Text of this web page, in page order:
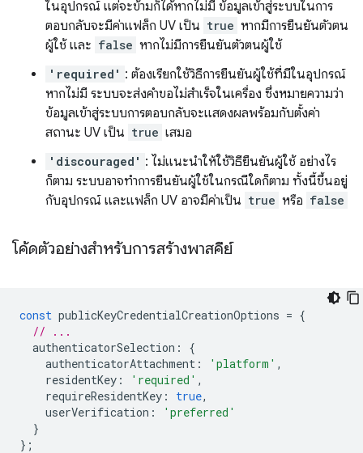
ในอุปกรณ์ แต่จะข้ามก็ได้หากไม่มี ข้อมูลเข้าสู่ระบบในการ
ตอบกลับจะมีค่าแฟล็ก UV เป็น true หากมีการยืนยันตัวตน
ผู้ใช้ และ false หากไม่มีการยืนยันตัวตนผู้ใช้
'required' : ต้องเรียกใช้วิธีการยืนยันผู้ใช้ที่มีในอุปกรณ์
หากไม่มี ระบบจะส่งคำขอไม่สำเร็จในเครื่อง ซึ่งหมายความว่า
ข้อมูลเข้าสู่ระบบการตอบกลับจะแสดงผลพร้อมกับตั้งค่า
สถานะ UV เป็น true เสมอ
'discouraged' : ไม่แนะนำให้ใช้วิธียืนยันผู้ใช้ อย่างไร
ก็ตาม ระบบอาจทำการยืนยันผู้ใช้ในกรณีใดก็ตาม ทั้งนี้ขึ้นอยู่
กับอุปกรณ์ และแฟล็ก UV อาจมีค่าเป็น true หรือ false
โค้ดตัวอย่างสำหรับการสร้างพาสคีย์
const publicKeyCredentialCreationOptions = {
// ...
authenticatorSelection :
{
authenticatorAttachment : 'platform' ,
residentKey : 'required' ,
requireResidentKey : true,
userVerification :
'preferred'
}
};